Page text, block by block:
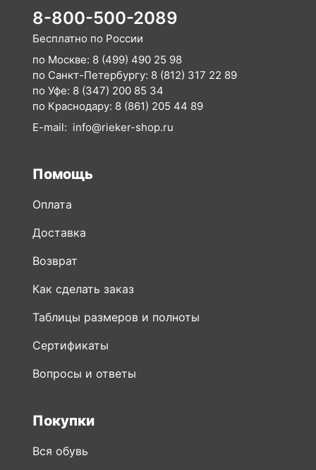
8-800-500-2089
Бесплатно по России
по Москве: 8 (499) 490 25 98
по Санкт-Петербургу: 8 (812) 317 22 89
по Уфе: 8 (347) 200 85 34
по Краснодару: 8 (861) 205 44 89
E-mail: info@rieker-shop.ru
Помощь
Оплата
Доставка
Возврат
Как сделать заказ
Таблицы размеров и полноты
Сертификаты
Вопросы и ответы
Покупки
Вся обувь